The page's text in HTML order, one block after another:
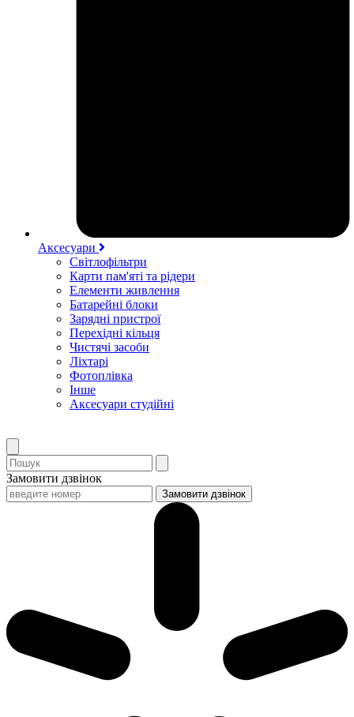
Аксесуари
Світлофільтри
Карти пам'яті та рідери
Елементи живлення
Батарейні блоки
Зарядні пристрої
Перехідні кільця
Чистячі засоби
Ліхтарі
Фотоплівка
Інше
Аксесуари студійні
Замовити дзвінок